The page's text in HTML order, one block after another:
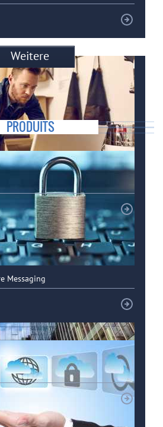
Weitere
PRODUITS
Messaging